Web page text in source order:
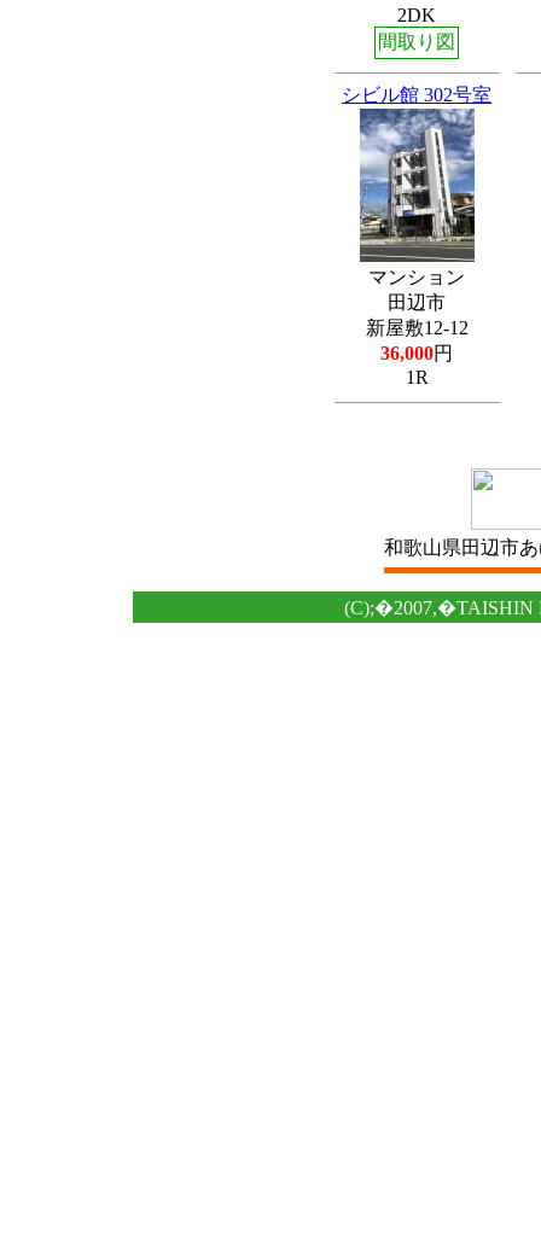
2DK
間取り図
シビル館 302号室
マンション
田辺市
新屋敷12-12
36,000円
1R
和歌山県田辺市
(C);�2007,�TAISHIN